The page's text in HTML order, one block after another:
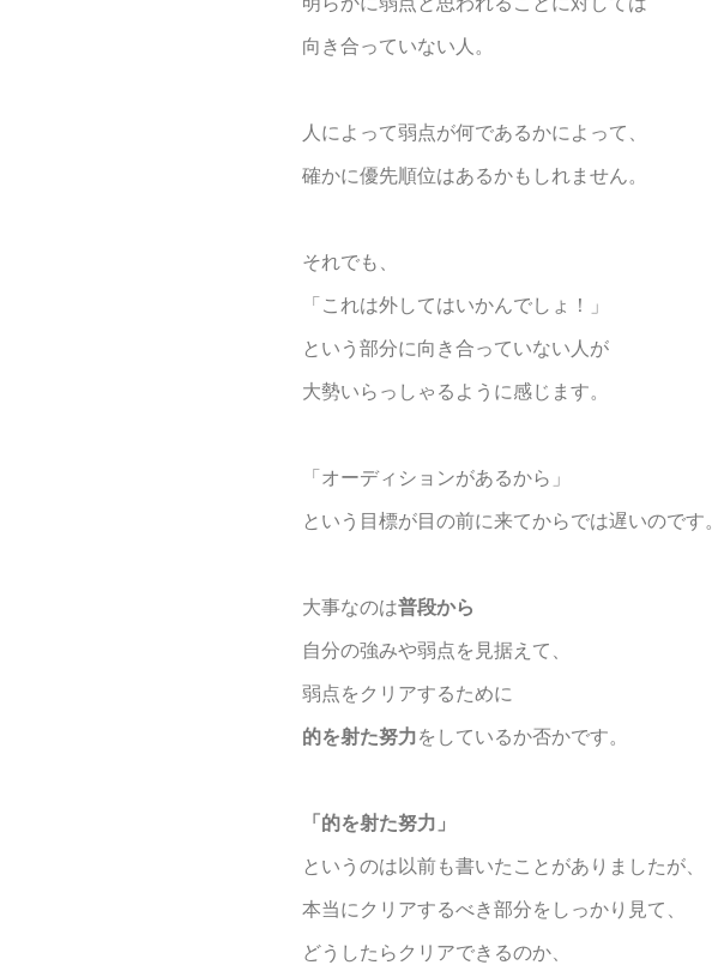
向き合っていない人。
人によって弱点が何であるかによって、
確かに優先順位はあるかもしれません。
それでも、
「これは外してはいかんでしょ！」
という部分に向き合っていない人が
大勢いらっしゃるように感じます。
「オーディションがあるから」
という目標が目の前に来てからでは遅いのです。
大事なのは普段から
自分の強みや弱点を見据えて、
弱点をクリアするために
的を射た努力をしているか否かです。
「的を射た努力」
というのは以前も書いたことがありましたが、
本当にクリアするべき部分をしっかり見て、
どうしたらクリアできるのか、